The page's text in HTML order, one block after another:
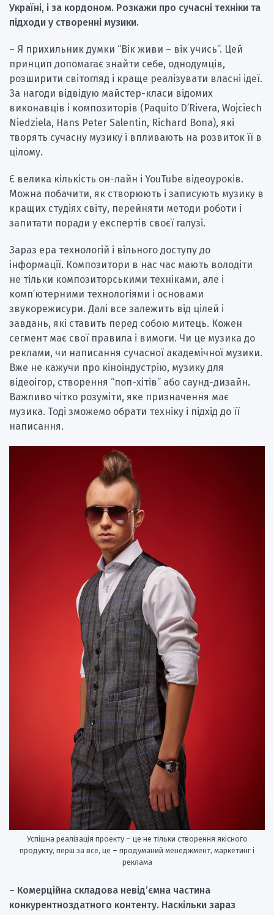
Україні, і за кордоном. Розкажи про сучасні техніки та
підходи у створенні музики.
– Я прихильник думки “Вік живи – вік учись”. Цей
принцип допомагає знайти себе, однодумців,
розширити світогляд і краще реалізувати власні ідеї.
За нагоди відвідую майстер-класи відомих
виконавців і композиторів (Paquito D’Rivera, Wojciech
Niedziela, Hans Peter Salentin, Richard Bona), які
творять сучасну музику і впливають на розвиток її в
цілому.
Є велика кількість он-лайн і YouTube відеоуроків.
Можна побачити, як створюють і записують музику в
кращих студіях світу, перейняти методи роботи і
запитати поради у експертів своєї галузі.
Зараз ера технологій і вільного доступу до
інформації. Композитори в нас час мають володіти
не тільки композиторськими техніками, але і
комп’ютерними технологіями і основами
звукорежисури. Далі все залежить від цілей і
завдань, які ставить перед собою митець. Кожен
сегмент має свої правила і вимоги. Чи це музика до
реклами, чи написання сучасної академічної музики.
Вже не кажучи про кіноіндустрію, музику для
відеоігор, створення “поп-хітів” або саунд-дизайн.
Важливо чітко розуміти, яке призначення має
музика. Тоді зможемо обрати техніку і підхід до її
написання.
Успішна реалізація проекту – це не тільки створення якісного
продукту, перш за все, це – продуманий менеджмент, маркетинг і
реклама
– Комерційна складова невід’ємна частина
конкурентноздатного контенту. Наскільки зараз